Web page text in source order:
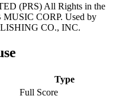
(PRS) All Rights in the
MUSIC CORP. Used by
CO., INC.
Type
Full Score